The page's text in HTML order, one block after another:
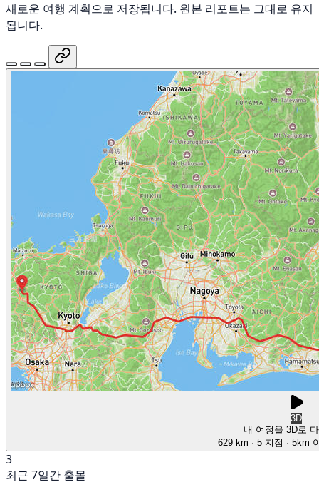
새로운 여행 계획으로 저장됩니다. 원본 리포트는 그대로 유지
됩니다.
3D
내 여정을 3D로
629 km · 5 지점 · 5km
3
최근 7일간 출몰